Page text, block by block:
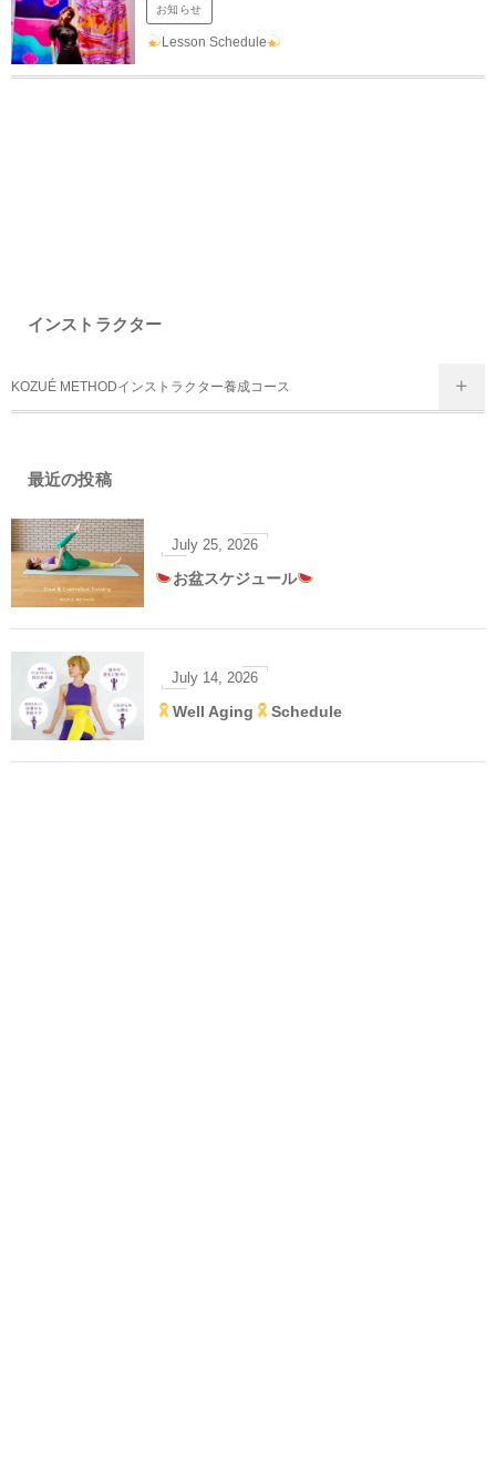
お知らせ
Lesson Schedule
インストラクター
KOZUÉ METHODインストラクター養成コース
最近の投稿
July 25 2026
お盆スケジュール
July 14 2026
Well Aging Schedule